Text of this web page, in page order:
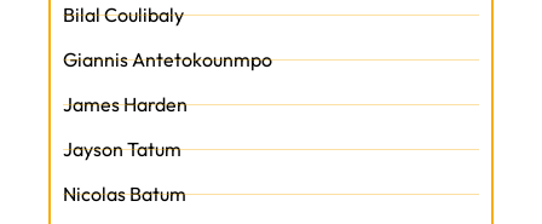
Bilal Coulibaly
Giannis Antetokounmpo
James Harden
Jayson Tatum
Nicolas Batum